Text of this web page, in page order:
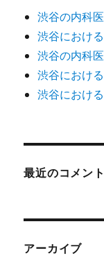
渋谷の内科
渋谷におけ
渋谷の内科
渋谷におけ
渋谷におけ
最近のコメント
アーカイブ